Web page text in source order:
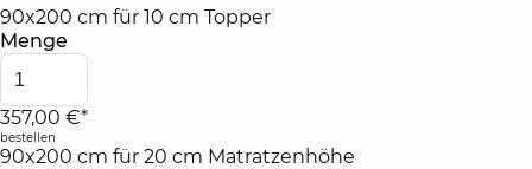
90x200 cm für 10 cm Topper
Menge
357,00 €*
bestellen
90x200 cm für 20 cm Matratzenhöhe